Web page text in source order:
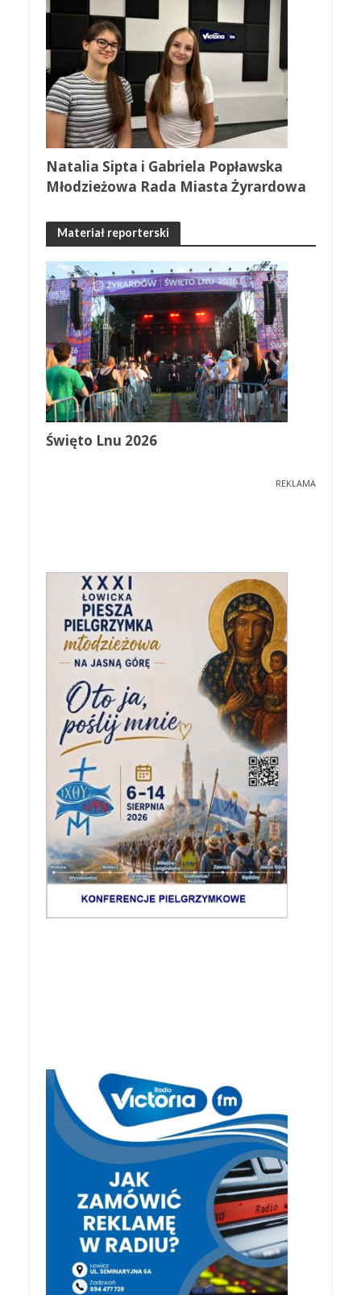
Natalia Sipta i Gabriela Popławska
Młodzieżowa Rada Miasta Żyrardowa
Materiał reporterski
Święto Lnu 2026
REKLAMA